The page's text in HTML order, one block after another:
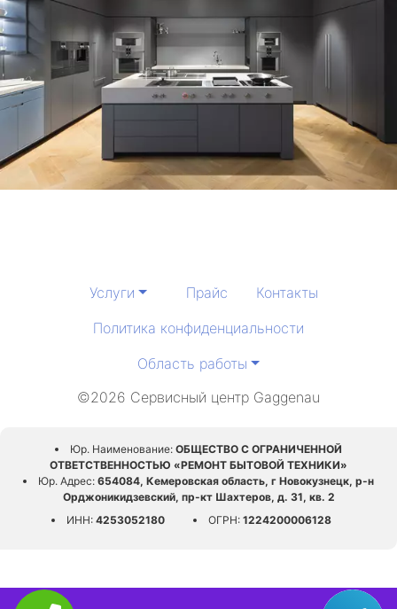
Услуги Прайс
Контакты
Политика конфиденциальности
Область работы
©2026 Сервисный центр Gaggenau
Юр. Наименование: ОБЩЕСТВО С ОГРАНИЧЕННОЙ
ОТВЕТСТВЕННОСТЬЮ «РЕМОНТ БЫТОВОЙ ТЕХНИКИ»
Юр. Адрес: 654084, Кемеровская область, г Новокузнецк, р-н
Орджоникидзевский, пр-кт Шахтеров, д. 31, кв. 2
ИНН: 4253052180 ОГРН: 1224200006128